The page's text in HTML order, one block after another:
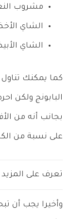
مشروب
الشاي
الشاي
كما يمكنك
البابونج ولكن
بجانب أنه من
على نسبة من
تعرف على
وأخيرا يجب أن